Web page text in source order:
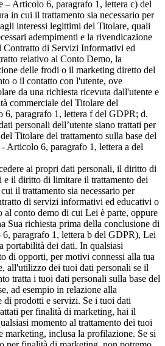
– Articolo 6, paragrafo 1, lettera c) del
in cui il trattamento sia necessario per
interessi legittimi del Titolare, quali
adempimenti e la rivendicazione
di Servizi Informativi ed
relativo al Conto Demo, la
delle frodi o il marketing diretto del
o il contatto con l'utente, ove
da una richiesta ricevuta dall'utente e
commerciale del Titolare del
6, paragrafo 1, lettera f del GDPR; d.
personali dell’utente siano trattati per
Titolare del trattamento sulla base del
- Articolo 6, paragrafo 1, lettera a del
ai propri dati personali, il diritto di
e il diritto di limitare il trattamento dei
il trattamento sia necessario per
di servizi informativi ed educativi o
al conto demo di cui Lei è parte, oppure
Sua richiesta prima della conclusione di
paragrafo 1, lettera b del GDPR), Lei
portabilità dei dati. In qualsiasi
di opporti, per motivi connessi alla tua
all'utilizzo dei tuoi dati personali se il
tratta i tuoi dati personali sulla base del
ad esempio in relazione alla
di prodotti e servizi. Se i tuoi dati
per finalità di marketing, hai il
momento al trattamento dei tuoi
marketing, inclusa la profilazione. Se si